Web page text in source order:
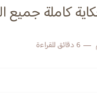
كاملة
6 دقائق للقراءة